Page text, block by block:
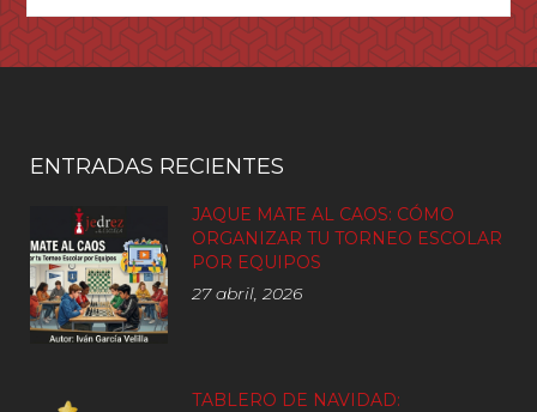
ENTRADAS RECIENTES
JAQUE MATE AL CAOS: CÓMO
ORGANIZAR TU TORNEO ESCOLAR
POR EQUIPOS
27 abril, 2026
TABLERO DE NAVIDAD: